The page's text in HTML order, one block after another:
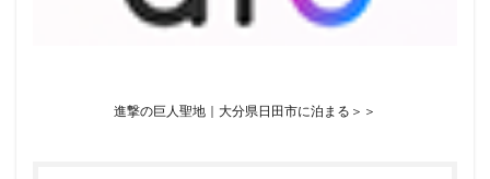
進撃の巨人聖地｜大分県日田市に泊まる＞＞